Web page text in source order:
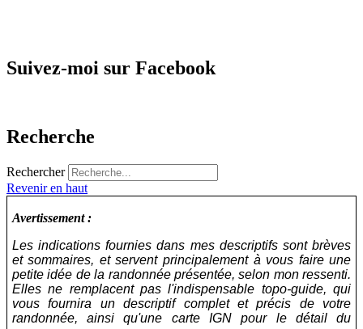
Suivez-moi sur Facebook
Recherche
Rechercher
Revenir en haut
Avertissement :
Les indications fournies dans mes descriptifs sont brèves
et sommaires, et servent principalement à vous faire une
petite idée de la randonnée présentée, selon mon ressenti.
Elles ne remplacent pas l'indispensable topo-guide, qui
vous fournira un descriptif complet et précis de votre
randonnée, ainsi qu'une carte IGN pour le détail du